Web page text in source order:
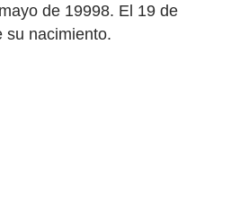
de 19998. El 19 de
su nacimiento.